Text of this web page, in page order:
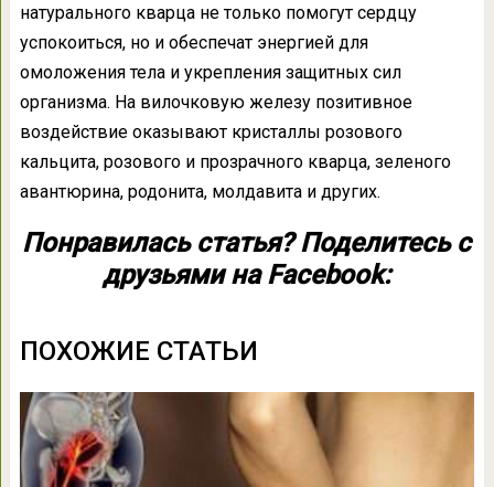
натурального кварца не только помогут сердцу
успокоиться, но и обеспечат энергией для
омоложения тела и укрепления защитных сил
организма. На вилочковую железу позитивное
воздействие оказывают кристаллы розового
кальцита, розового и прозрачного кварца, зеленого
авантюрина, родонита, молдавита и других.
Понравилась статья? Поделитесь с
друзьями на Facebook:
ПОХОЖИЕ СТАТЬИ